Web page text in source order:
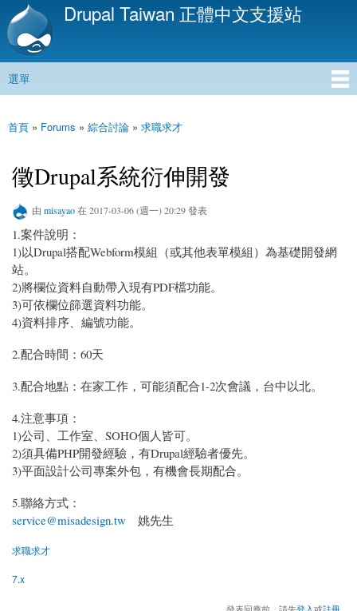
移
內
Drupal Taiwan 正體中文支援站
主選單
選單
您在這裡
首頁 » Forums » 綜合討論 » 求職求才
徵Drupal系統衍伸開發
由 misayao在 2017-03-06 (週一) 20:29 發表
1.案件說明：
1)以Drupal搭配Webform模組（或其他表單模組）為基礎開發網
站。
2)將欄位資料自動帶入現有PDF檔功能。
3)可依欄位篩選資料功能。
4)資料排序、編號功能。
2.配合時間：60天
3.配合地點：在家工作，可能須配合1-2次會議，台中以北。
4.注意事項：
1)公司、工作室、SOHO個人皆可。
2)須具備PHP開發經驗，有Drupal經驗者優先。
3)平面設計公司專案外包，有機會長期配合。
5.聯絡方式：
service@misadesign.tw 姚先生
求職求才
7.x